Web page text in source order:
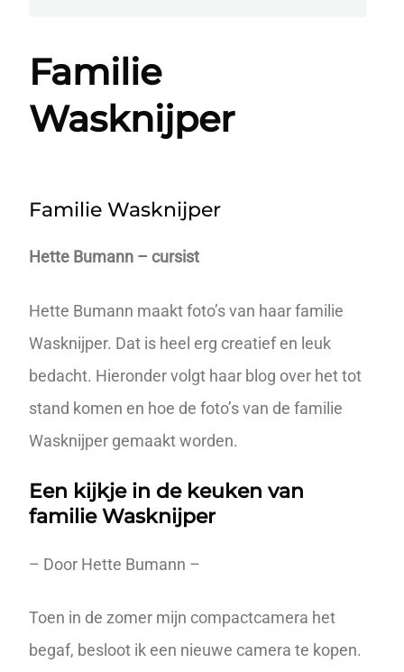
Familie
Wasknijper
Familie Wasknijper
Hette Bumann – cursist
Hette Bumann maakt foto’s van haar familie
Wasknijper. Dat is heel erg creatief en leuk
bedacht. Hieronder volgt haar blog over het tot
stand komen en hoe de foto’s van de familie
Wasknijper gemaakt worden.
Een kijkje in de keuken van
familie Wasknijper
– Door Hette Bumann –
Toen in de zomer mijn compactcamera het
begaf, besloot ik een nieuwe camera te kopen.